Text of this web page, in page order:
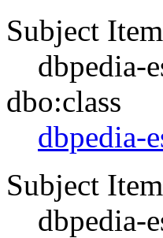
Subject Item
dbpedia-
dbo:class
dbpedia-
Subject Item
dbpedia-